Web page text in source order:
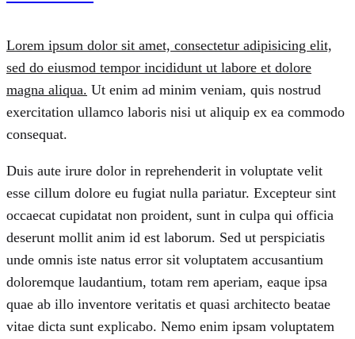
Lorem ipsum dolor sit amet, consectetur adipisicing elit,
sed do eiusmod tempor incididunt ut labore et dolore
magna aliqua. Ut enim ad minim veniam, quis nostrud
exercitation ullamco laboris nisi ut aliquip ex ea commodo
consequat.
Duis aute irure dolor in reprehenderit in voluptate velit
esse cillum dolore eu fugiat nulla pariatur. Excepteur sint
occaecat cupidatat non proident, sunt in culpa qui officia
deserunt mollit anim id est laborum. Sed ut perspiciatis
unde omnis iste natus error sit voluptatem accusantium
doloremque laudantium, totam rem aperiam, eaque ipsa
quae ab illo inventore veritatis et quasi architecto beatae
vitae dicta sunt explicabo. Nemo enim ipsam voluptatem